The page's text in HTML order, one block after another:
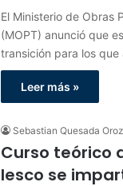
El Ministerio de Obras
(MOPT) anunció que
transición para los
Leer más »
Sebastian Quesada
Curso teórico
lesco se